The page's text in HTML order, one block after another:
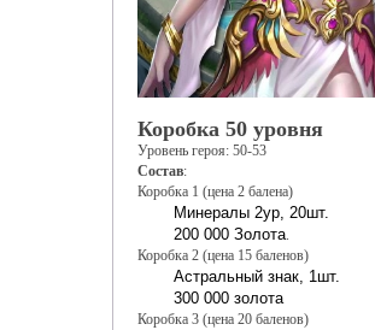
Коробка 50 уровня
Уровень героя: 50-53
Состав:
Коробка 1 (цена 2 балена)
Минералы 2ур, 20шт.
200 000 Золота.
Коробка 2 (цена 15 баленов)
Астральный знак, 1шт.
300 000 золота
Коробка 3 (цена 20 баленов)